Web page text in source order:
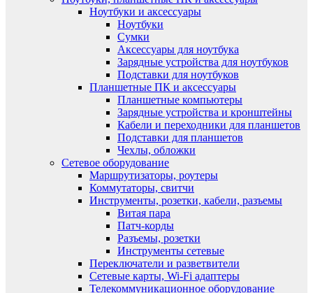
Ноутбуки и аксессуары
Ноутбуки
Сумки
Аксессуары для ноутбука
Зарядные устройства для ноутбуков
Подставки для ноутбуков
Планшетные ПК и аксессуары
Планшетные компьютеры
Зарядные устройства и кронштейны
Кабели и переходники для планшетов
Подставки для планшетов
Чехлы, обложки
Сетевое оборудование
Маршрутизаторы, роутеры
Коммутаторы, свитчи
Инструменты, розетки, кабели, разъемы
Витая пара
Патч-корды
Разъемы, розетки
Инструменты сетевые
Переключатели и разветвители
Сетевые карты, Wi-Fi адаптеры
Телекоммуникационное оборудование